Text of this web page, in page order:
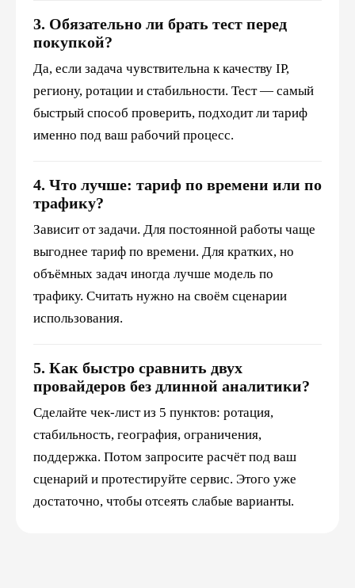
3. Обязательно ли брать тест перед
покупкой?
Да, если задача чувствительна к качеству IP,
региону, ротации и стабильности. Тест — самый
быстрый способ проверить, подходит ли тариф
именно под ваш рабочий процесс.
4. Что лучше: тариф по времени или по
трафику?
Зависит от задачи. Для постоянной работы чаще
выгоднее тариф по времени. Для кратких, но
объёмных задач иногда лучше модель по
трафику. Считать нужно на своём сценарии
использования.
5. Как быстро сравнить двух
провайдеров без длинной аналитики?
Сделайте чек-лист из 5 пунктов: ротация,
стабильность, география, ограничения,
поддержка. Потом запросите расчёт под ваш
сценарий и протестируйте сервис. Этого уже
достаточно, чтобы отсеять слабые варианты.